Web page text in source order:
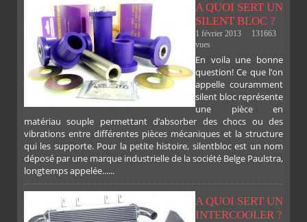
PLUS
A QUOI SERT UN
SILENT BLOC ?
1 février 2013
131663
vues
En voila une bonne
question! Ce que l’on
appelle couramment
silent bloc représente
une pièce en
matériau souple permettant d’absorber des chocs ou des
vibrations entre différentes pièces mécaniques et la structure
qui les supporte. Pour la petite histoire, silentbloc est un nom
déposé par une marque industrielle de la société Belge Paulstra,
longtemps appelée......
A QUOI SERT UN
INTERCOOLER ?